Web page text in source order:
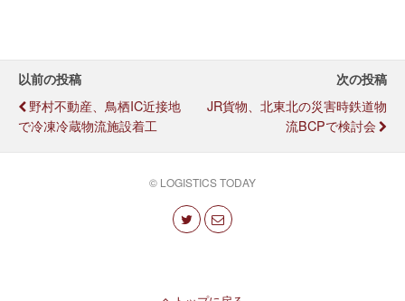
以前の投稿
野村不動産、鳥栖IC近接地
で冷凍冷蔵物流施設着工
次の投稿
JR貨物、北東北の災害時鉄道物
流BCPで検討会
© LOGISTICS TODAY